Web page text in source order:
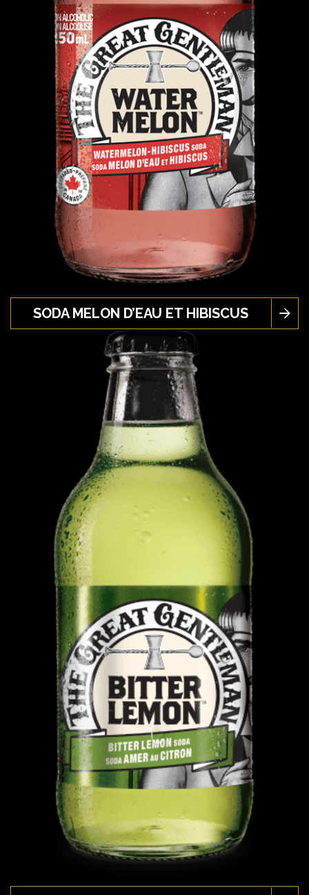
SODA MELON D’EAU ET HIBISCUS